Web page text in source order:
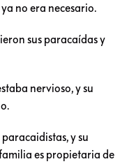
no era necesario.
sus paracaídas y
nervioso, y su
y su
es propietaria de